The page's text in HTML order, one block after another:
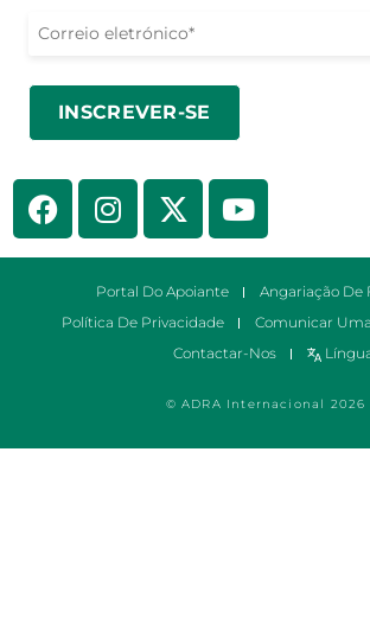
© ADRA Internacional 2026
Portal Do Apoiante
Angariação De
Política De Privacidade
Comunicar
Contactar-Nos